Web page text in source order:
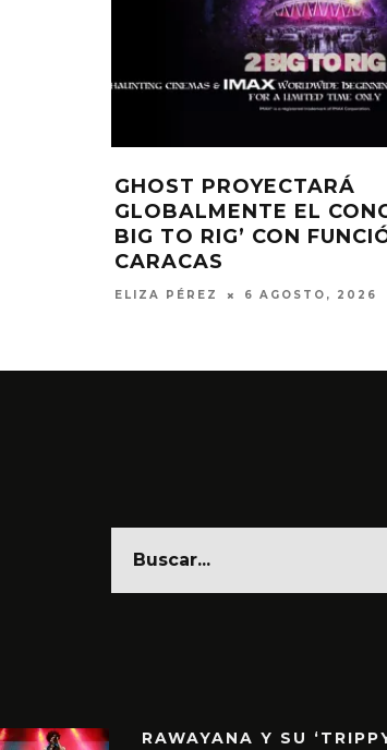
GHOST PROYECTARÁ
GLOBALMENTE EL
BIG TO RIG’ CON
CARACAS
ELIZA PÉREZ 6 AGOSTO, 2026
RAWAYANA Y SU